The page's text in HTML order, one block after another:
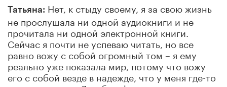
Татьяна: Нет, к стыду своему, я за свою жизнь
не прослушала ни одной аудиокниги и не
прочитала ни одной электронной книги.
Сейчас я почти не успеваю читать, но все
равно вожу с собой огромный том – я ему
реально уже показала мир, потому что вожу
его с собой везде в надежде, что у меня где-то